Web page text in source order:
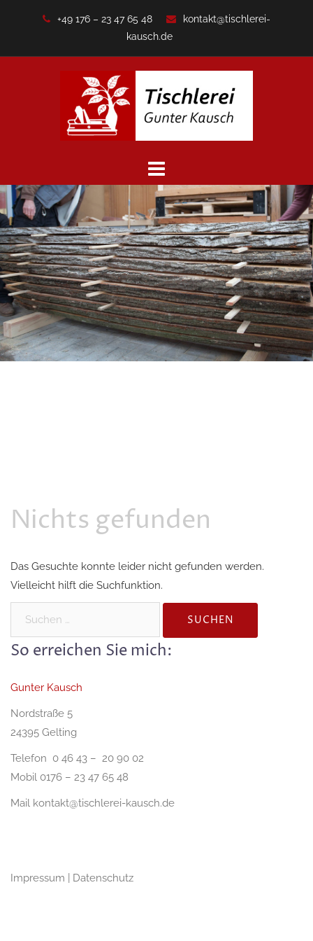
+49 176 – 23 47 65 48
kontakt@tischlerei-
kausch.de
Nichts gefunden
Das Gesuchte konnte leider nicht gefunden werden.
Vielleicht hilft die Suchfunktion.
So erreichen Sie mich:
Gunter Kausch
Nordstraße 5
24395 Gelting
Telefon 0 46 43 – 20 90 02
Mobil 0176 – 23 47 65 48
Mail kontakt@tischlerei-kausch.de
Impressum Datenschutz